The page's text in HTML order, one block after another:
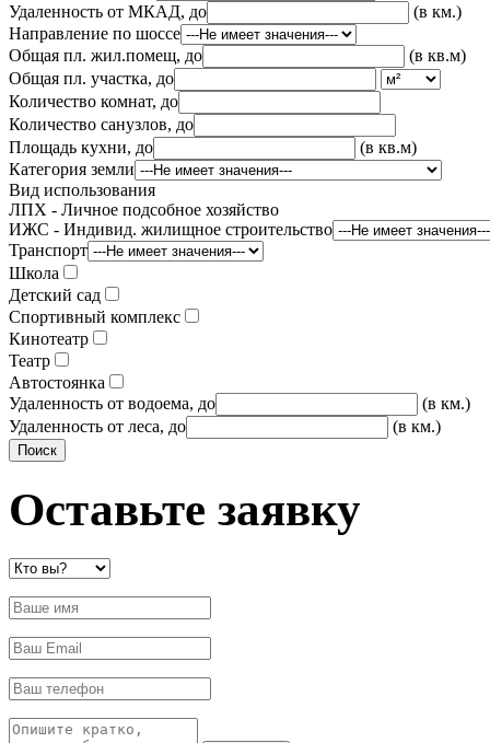
Удаленность от МКАД, до
(в км.)
Направление по шоссе
Общая пл. жил.помещ, до
(в кв.м)
Общая пл. участка, до
Количество комнат, до
Количество санузлов, до
Площадь кухни, до
(в кв.м)
Категория земли
Вид использования
ЛПХ - Личное подсобное хозяйство
ИЖС - Индивид. жилищное строительство
Транспорт
Школа
Детский сад
Спортивный комплекс
Кинотеатр
Театр
Автостоянка
Удаленность от водоема, до
(в км.)
Удаленность от леса, до
(в км.)
Оставьте заявку